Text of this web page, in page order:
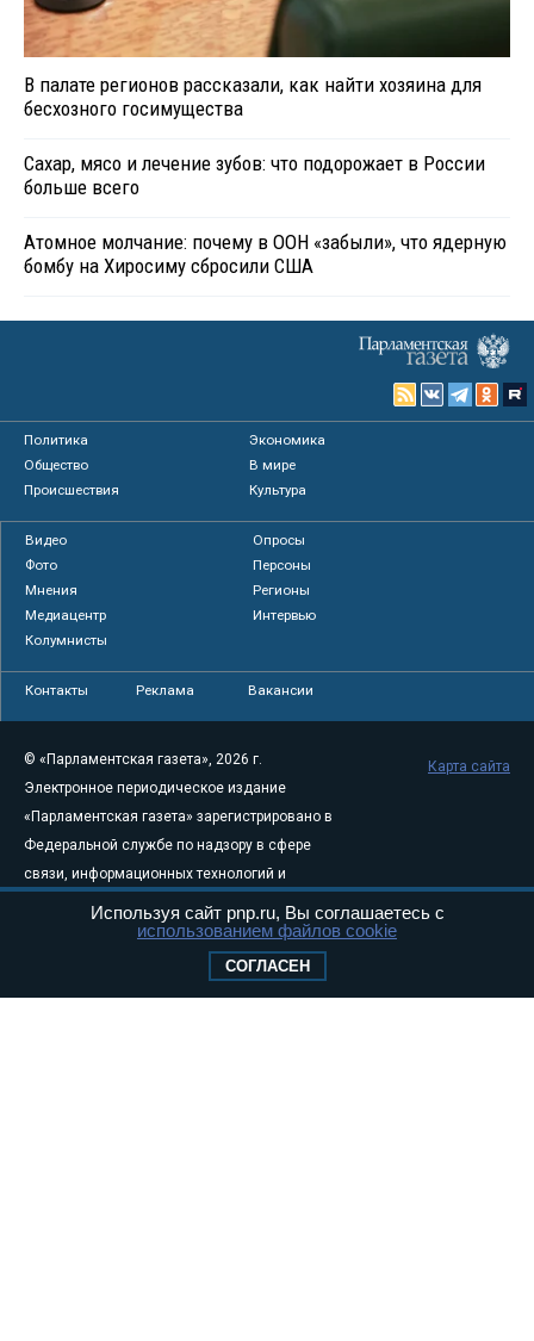
В палате регионов рассказали, как найти хозяина для
бесхозного госимущества
Сахар, мясо и лечение зубов: что подорожает в России
больше всего
Атомное молчание: почему в ООН «забыли», что ядерную
бомбу на Хиросиму сбросили США
Политика
Экономика
Общество
В мире
Происшествия
Культура
Видео
Опросы
Фото
Персоны
Мнения
Регионы
Медиацентр
Интервью
Колумнисты
Контакты Реклама Вакансии
© «Парламентская газета», 2026 г.
Электронное периодическое издание
«Парламентская газета» зарегистрировано в
Федеральной службе по надзору в сфере
связи, информационных технологий и
августа 2011 года. 18+
Свидетельство о регистрации Эл № ФС77-
Карта сайта
Используя сайт pnp.ru, Вы соглашаетесь с
использованием файлов cookie
СОГЛАСЕН